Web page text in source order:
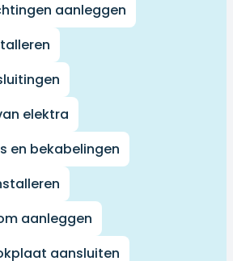
aanleggen
elektra
en bekabelingen
aanleggen
aansluiten